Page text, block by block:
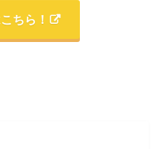
ちら！